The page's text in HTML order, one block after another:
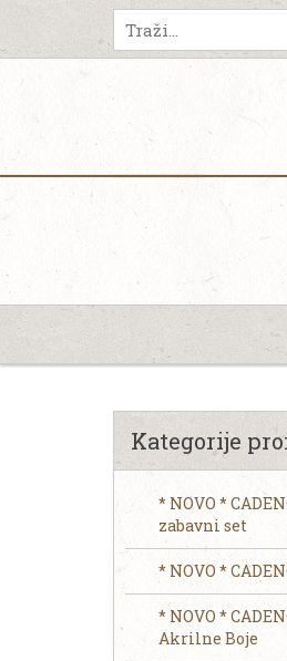
Kategorije
* NOVO *
zabavni set
* NOVO *
* NOVO *
Akrilne Boje